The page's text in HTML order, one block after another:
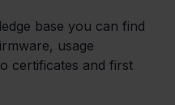
base you can find
usage
certificates and first